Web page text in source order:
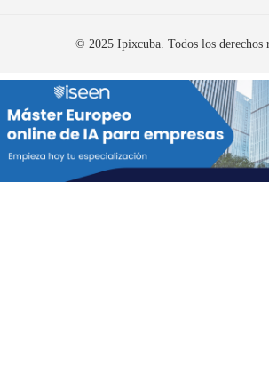
© 2025 Ipixcuba. Todos los derechos